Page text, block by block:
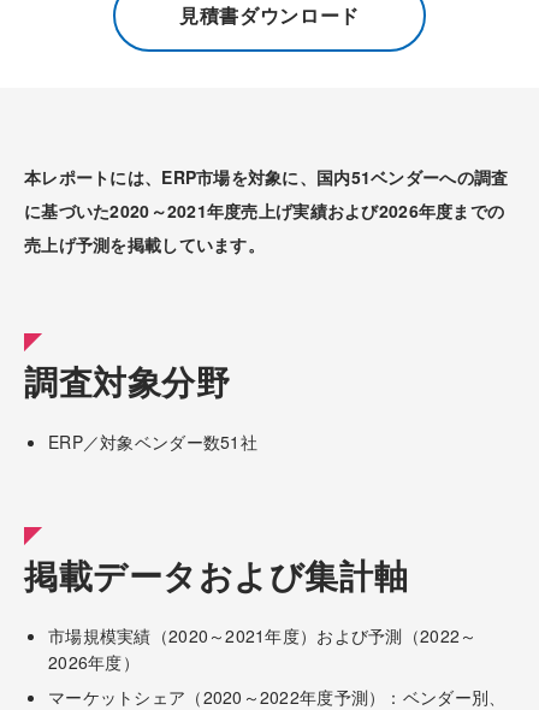
見積書ダウンロード
本レポートには、ERP市場を対象に、国内51ベンダーへの調査
に基づいた2020～2021年度売上げ実績および2026年度までの
売上げ予測を掲載しています。
調査対象分野
ERP／対象ベンダー数51社
掲載データおよび集計軸
市場規模実績（2020～2021年度）および予測（2022～
2026年度）
マーケットシェア（2020～2022年度予測）：ベンダー別、